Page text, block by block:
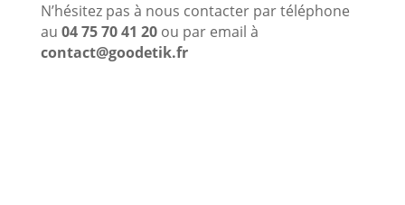
N’hésitez pas à nous contacter par téléphone
au 04 75 70 41 20 ou par email à
contact@goodetik.fr